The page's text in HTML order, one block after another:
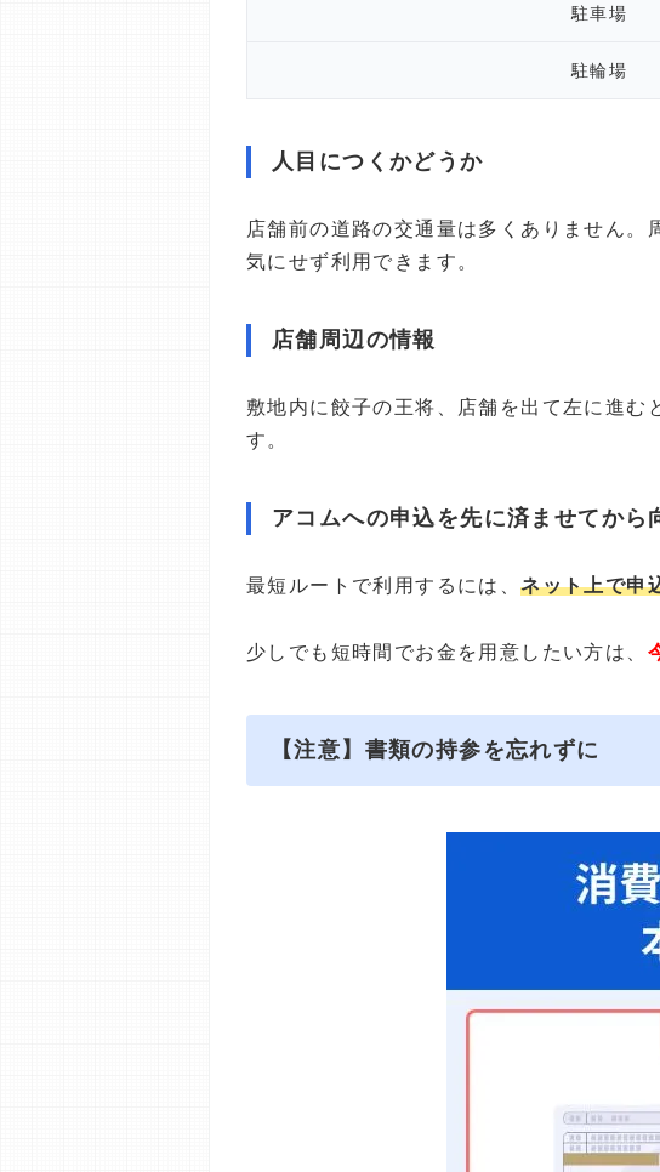
駐車場
駐輪場
人目につくかどうか
店舗前の道路の交通量は多くありません
気にせず利用できます。
店舗周辺の情報
敷地内に餃子の王将、店舗を出て左に進む
す。
アコムへの申込を先に済ませてから
最短ルートで利用するには、ネット上で申
少しでも短時間でお金を用意したい方は、
【注意】書類の持参を忘れずに